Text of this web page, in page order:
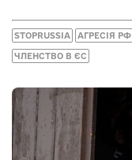
STOPRUSSIA АГРЕСІЯ РФ
ЧЛЕНСТВО В ЄС